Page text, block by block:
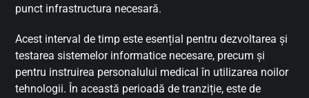
punct infrastructura necesară.
Acest interval de timp este esențial pentru dezvoltarea și
testarea sistemelor informatice necesare, precum și
pentru instruirea personalului medical în utilizarea noilor
tehnologii. În această perioadă de tranziție, este de